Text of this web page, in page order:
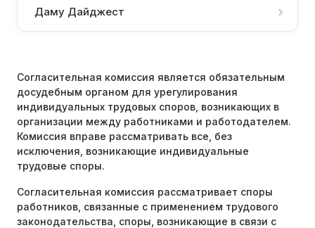
Даму Дайджест
Согласительная комиссия является обязательным
досудебным органом для урегулирования
индивидуальных трудовых споров, возникающих в
организации между работниками и работодателем.
Комиссия вправе рассматривать все, без
исключения, возникающие индивидуальные
трудовые споры.
Согласительная комиссия рассматривает споры
работников, связанные с применением трудового
законодательства, споры, возникающие в связи с